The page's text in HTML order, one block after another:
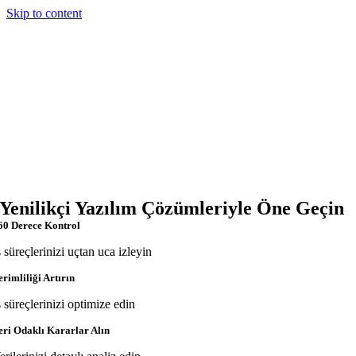
Skip to content
Yenilikçi Yazılım Çözümleriyle Öne Geçin
Derece Kontrol
süreçlerinizi uçtan uca izleyin
Artırın
süreçlerinizi optimize edin
Odaklı Kararlar Alın